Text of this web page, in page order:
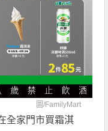
圖/FamilyMart
全家門市買霜淇